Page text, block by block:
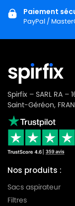
Paiement
PayPal /
Spirfix – SARL RA
Saint-Géréon,
Nos produits :
Sacs aspirateur
Filtres